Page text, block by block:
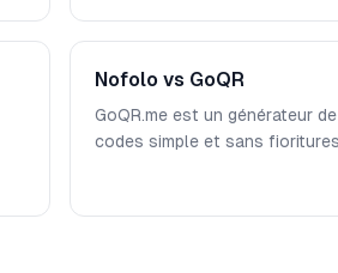
gratuite. Voici une
fonctionnalités, de design et
Nofolo vs GoQR
GoQR.me est un générateur de
codes simple et sans
fonctionnalités, de types de